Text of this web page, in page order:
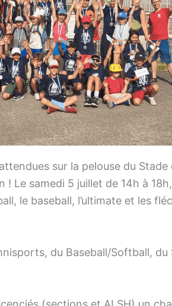
sur la pelouse du Stade
samedi 5 juillet de 14h à
le baseball, l’ultimate et les
du Baseball/Softball,